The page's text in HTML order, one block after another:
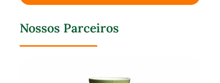
Nossos Parceiros